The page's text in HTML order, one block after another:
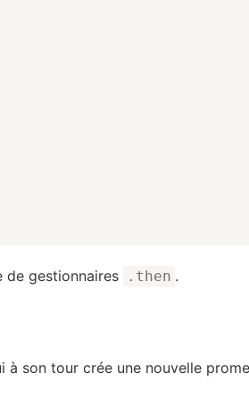
de gestionnaires .then .
à son tour crée une nouvelle